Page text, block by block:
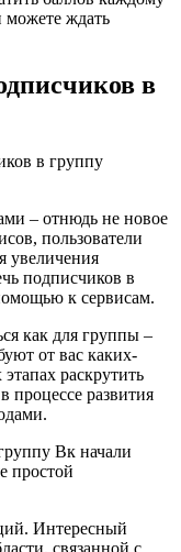
можете ждать
в
– отнюдь не новое
пользователи
увеличения
подписчиков в
к сервисам.
как для группы –
от вас каких-
раскрутить
процессе развития
Вк начали
простой
Интересный
связанной с